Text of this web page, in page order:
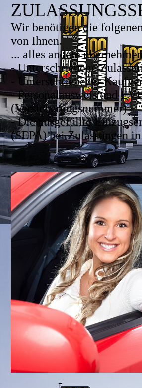
Wir benötigen die
von Ihnen.
... alles andere
- Unterschriebene
- Unterschriebener
- Personalausweis und
(Versicherungsnummer)
- Die ausgefüllte
(SEPA) bei Zulassungen